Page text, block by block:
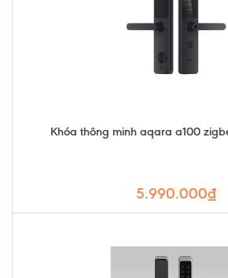
Khóa thông minh aqara a100
5.990.000₫